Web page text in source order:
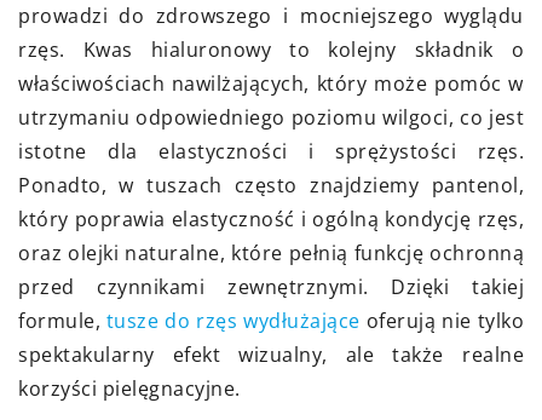
prowadzi do zdrowszego i mocniejszego wyglądu
rzęs. Kwas hialuronowy to kolejny składnik o
właściwościach nawilżających, który może pomóc w
utrzymaniu odpowiedniego poziomu wilgoci, co jest
istotne dla elastyczności i sprężystości rzęs.
Ponadto, w tuszach często znajdziemy pantenol,
który poprawia elastyczność i ogólną kondycję rzęs,
oraz olejki naturalne, które pełnią funkcję ochronną
przed czynnikami zewnętrznymi. Dzięki takiej
formule, tusze do rzęs wydłużające oferują nie tylko
spektakularny efekt wizualny, ale także realne
korzyści pielęgnacyjne.